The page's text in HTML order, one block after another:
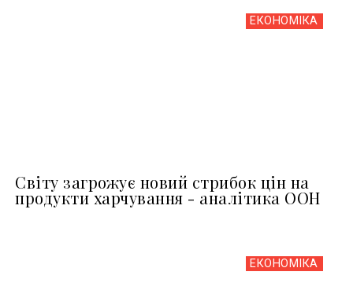
ЕКОНОМІКА
Світу загрожує новий стрибок цін на
продукти харчування - аналітика ООН
ЕКОНОМІКА